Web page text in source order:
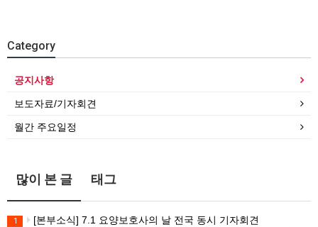
Category
공지사항
보도자료/기자회견
월간 주요일정
많이 본 글 태그
1 [본부소식] 7.1 요양보호사의 날 전국 동시 기자회견